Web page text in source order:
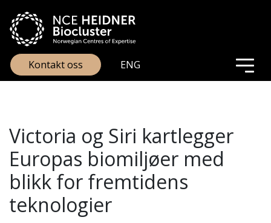
Kontakt oss ENG
Victoria og Siri kartlegger
Europas biomiljøer med
blikk for fremtidens
teknologier